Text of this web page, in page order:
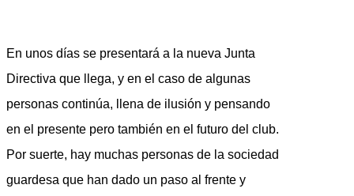
En unos días se presentará a la nueva Junta
Directiva que llega, y en el caso de algunas
personas continúa, llena de ilusión y pensando
en el presente pero también en el futuro del club.
Por suerte, hay muchas personas de la sociedad
guardesa que han dado un paso al frente y